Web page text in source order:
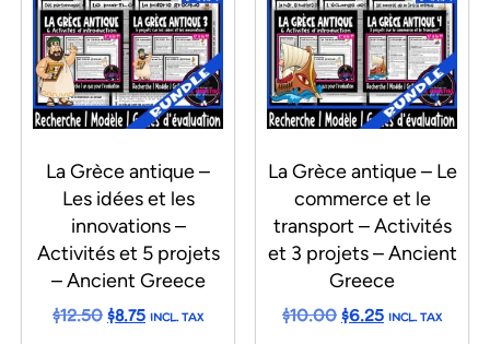
La Grèce antique –
Les idées et les
innovations –
Activités et 5 projets
– Ancient Greece
$12.50$8.75 INCL. TAX
La Grèce antique – Le
commerce et le
transport – Activités
et 3 projets – Ancient
Greece
$10.00$6.25 INCL. TAX